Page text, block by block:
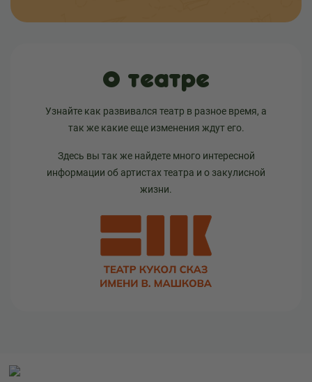
О театре
Узнайте как развивался театр в разное время, а
так же какие еще изменения ждут его.
Здесь вы так же найдете много интересной
информации об артистах театра и о закулисной
жизни.